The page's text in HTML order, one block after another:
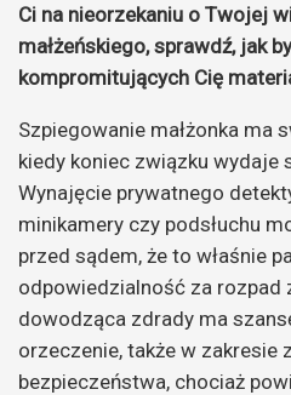
Ci na nieorzekaniu o Twojej
małżeńskiego, sprawdź, jak
kompromitujących Cię
Szpiegowanie małżonka ma
kiedy koniec związku wydaje
Wynajęcie prywatnego
minikamery czy podsłuchu
przed sądem, że to właśnie
odpowiedzialność za rozpad
dowodząca zdrady ma
orzeczenie, także w zakresie
bezpieczeństwa, chociaż